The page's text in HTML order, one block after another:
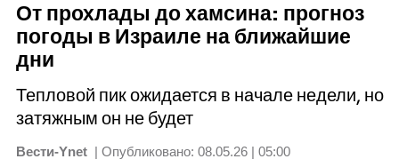
От прохлады до хамсина: прогноз
погоды в Израиле на ближайшие
дни
Тепловой пик ожидается в начале недели, но
затяжным он не будет
Вести-Ynet | Опубликовано: 08.05.26 | 05:00